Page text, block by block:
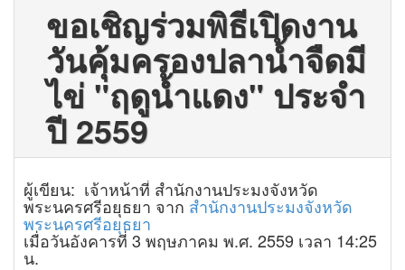
ขอเชิญร่วมพิธีเปิดงาน
วันคุ้มครองปลาน้ำจืดมี
ไข่ "ฤดูน้ำแดง" ประจำ
ปี 2559
ผู้เขียน: เจ้าหน้าที่ สำนักงานประมงจังหวัด
พระนครศรีอยุธยา จาก สำนักงานประมงจังหวัด
พระนครศรีอยุธยา
เมื่อวันอังคารที่ 3 พฤษภาคม พ.ศ. 2559 เวลา 14:25
น.